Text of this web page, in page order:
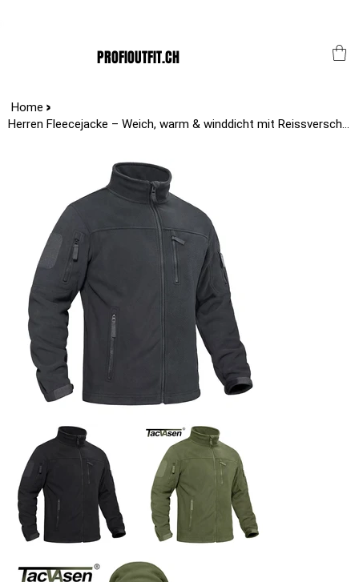
PROFIOUTFIT.CH
Home >
Herren Fleecejacke – Weich, warm & winddicht mit Reissverschluss